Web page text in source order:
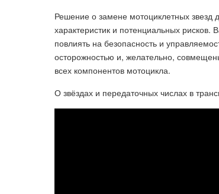
Решение о замене мотоциклетных
характеристик и потенциальных рисков.
повлиять на безопасность и
осторожностью и, желательно,
всех компонентов мотоцикла.
О звёздах и передаточных числах в